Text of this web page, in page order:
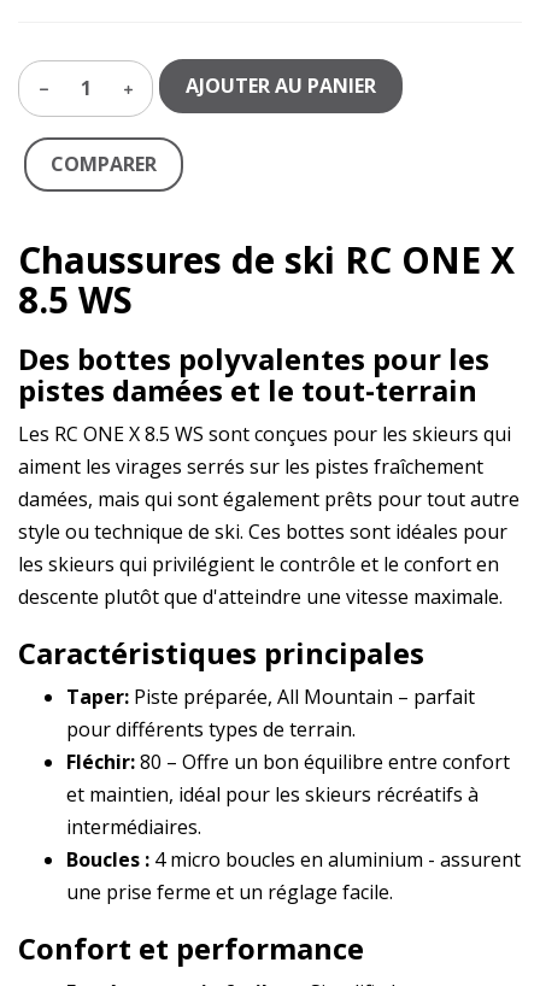
1 AJOUTER AU PANIER
COMPARER
Chaussures de ski RC ONE X
8.5 WS
Des bottes polyvalentes pour les
pistes damées et le tout-terrain
Les RC ONE X 8.5 WS sont conçues pour les skieurs qui
aiment les virages serrés sur les pistes fraîchement
damées, mais qui sont également prêts pour tout autre
style ou technique de ski. Ces bottes sont idéales pour
les skieurs qui privilégient le contrôle et le confort en
descente plutôt que d'atteindre une vitesse maximale.
Caractéristiques principales
Taper: Piste préparée, All Mountain – parfait
pour différents types de terrain.
Fléchir:80 – Offre un bon équilibre entre confort
et maintien, idéal pour les skieurs récréatifs à
intermédiaires.
Boucles : 4 micro boucles en aluminium - assurent
une prise ferme et un réglage facile.
Confort et performance